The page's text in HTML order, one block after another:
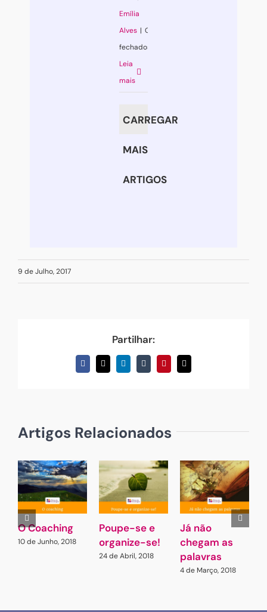
Emília
Alves | Comentários
fechados
em
A
Leia
mais
CARREGAR
MAIS
ARTIGOS
9 de Julho, 2017
Partilhar:
Facebook
X LinkedInTumblrPinterestEmail
(necessário
Artigos Relacionados
O Coaching
10 de Junho, 2018
Poupe-se e
organize-se!
24 de Abril, 2018
Já não
chegam as
palavras
4 de Março, 2018